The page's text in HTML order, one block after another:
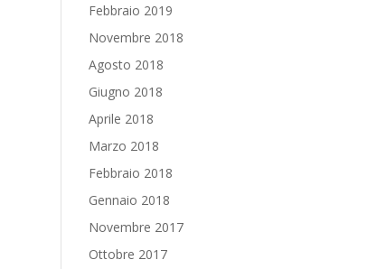
Febbraio 2019
Novembre 2018
Agosto 2018
Giugno 2018
Aprile 2018
Marzo 2018
Febbraio 2018
Gennaio 2018
Novembre 2017
Ottobre 2017